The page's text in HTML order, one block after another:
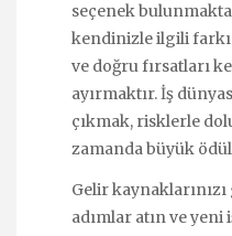
seçenek
kendinizle ilgili
ve doğru fırsatları
ayırmaktır. İş
çıkmak, risklerle
zamanda büyük
Gelir
adımlar atın ve yeni